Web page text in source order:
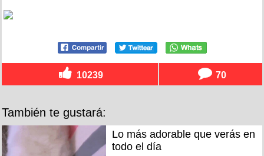
10239 70
También te gustará:
Lo más adorable que verás en
todo el día